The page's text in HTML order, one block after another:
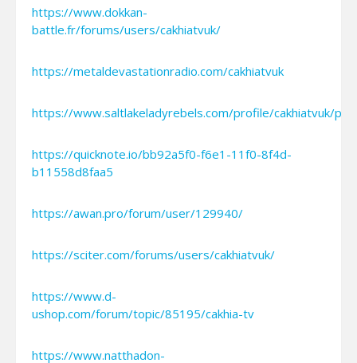
https://www.dokkan-
battle.fr/forums/users/cakhiatvuk/
https://metaldevastationradio.com/cakhiatvuk
https://www.saltlakeladyrebels.com/profile/cakhiatvuk/
https://quicknote.io/bb92a5f0-f6e1-11f0-8f4d-
b11558d8faa5
https://awan.pro/forum/user/129940/
https://sciter.com/forums/users/cakhiatvuk/
https://www.d-
ushop.com/forum/topic/85195/cakhia-tv
https://www.natthadon-